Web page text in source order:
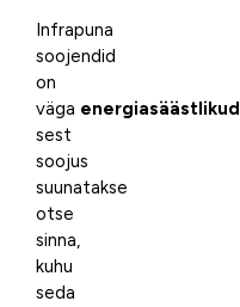
Infrapuna
soojendid
on
väga energiasäästlikud
sest
soojus
suunatakse
otse
sinna,
kuhu
seda